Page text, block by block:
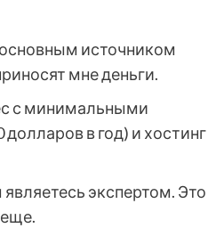
основным источником
мне деньги.
с минимальными
в год) и хостинг
экспертом. Это